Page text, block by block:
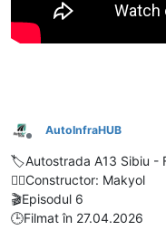
Deconectat
AutoInfraHUB
🏷️Autostrada A13 Sibiu -
👷‍♂️Constructor: Makyol
🎬Episodul 6
🕒Filmat în 27.04.2026